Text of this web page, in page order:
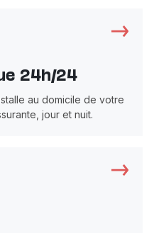
24h/24
au domicile de votre
jour et nuit.